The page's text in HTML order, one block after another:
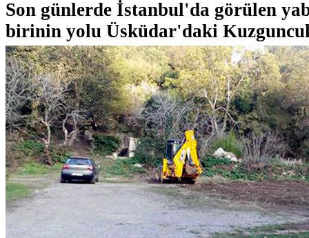
Son günlerde İstanbul'da görülen
birinin yolu Üsküdar'daki